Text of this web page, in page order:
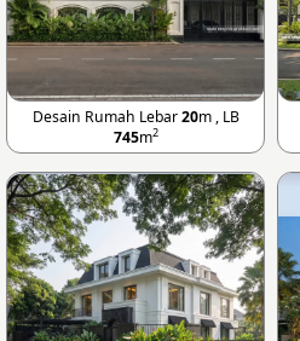
Desain Rumah Lebar20m , LB
745m2